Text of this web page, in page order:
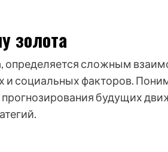
золота
определяется сложным
и социальных факторов.
будущих